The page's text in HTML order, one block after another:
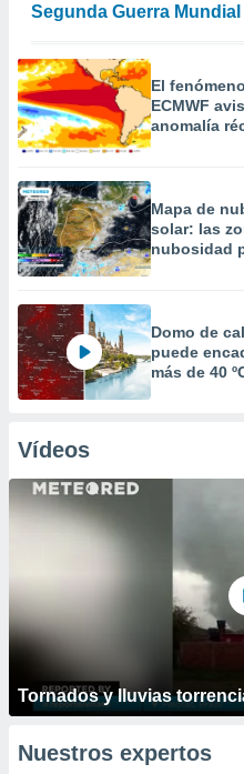
Segunda Guerra Mundial
El
ECMWF
anomalía
Mapa de
solar: las
nubosidad
Domo de
puede
más de 40
Vídeos
Tornados y lluvias
Nuestros expertos